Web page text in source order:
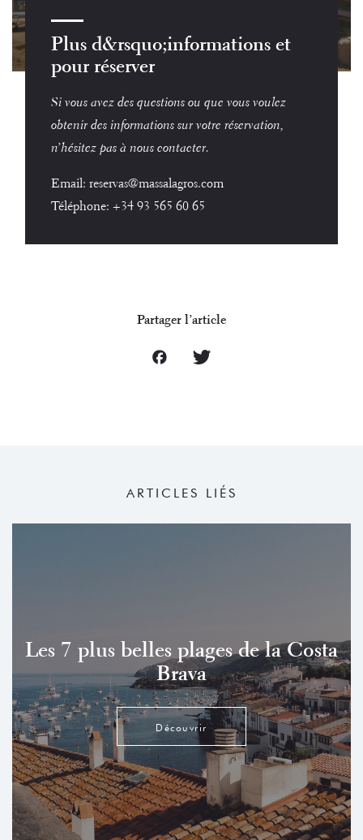
Plus d&rsquo;informations et
pour réserver
Si vous avez des questions ou que vous voulez
obtenir des informations sur votre réservation,
n’hésitez pas à nous contacter.
Email: reservas@massalagros.com
Téléphone: +34 93 565 60 65
Partager l’article
ARTICLES LIÉS
Les 7 plus belles plages de la Costa
Brava
Découvrir